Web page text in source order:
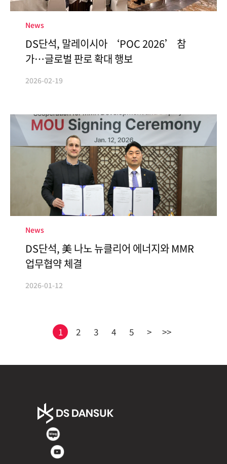
News
DS단석, 말레이시아 ‘POC 2026’ 참
가…글로벌 판로 확대 행보
2026-02-19
News
DS단석, 美 나노 뉴클리어 에너지와 MMR
업무협약 체결
2026-01-12
1 2 3 4 5 > >>